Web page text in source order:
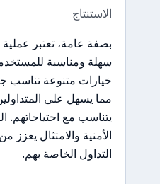
الاستنتاج
سهلة ومناسبة
خيارات متنوعة تناسب
مما يسهل على
الأمنية والامتثال يعزز
التداول الخاصة بهم.